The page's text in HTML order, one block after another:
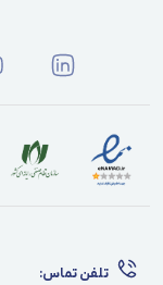
تلفن تماس: